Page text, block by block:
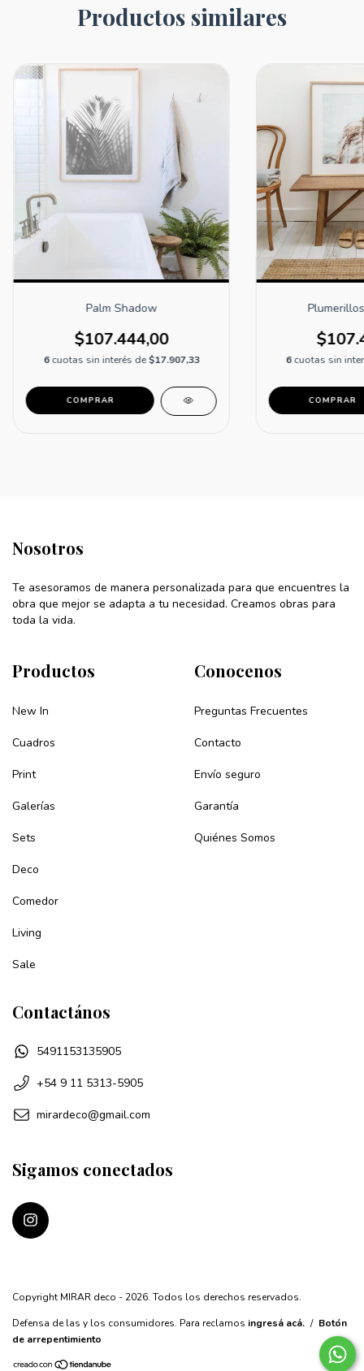
Productos similares
Palm Shadow
$107.444,00
6 cuotas sin interés de$17.907,33
COMPRAR
6cuotas sin
COMPRAR
Nosotros
Te asesoramos de manera personalizada para que encuentres la
obra que mejor se adapta a tu necesidad. Creamos obras para
toda la vida.
Productos
New In
Cuadros
Print
Galerías
Sets
Deco
Comedor
Living
Sale
Conocenos
Preguntas Frecuentes
Contacto
Envío seguro
Garantía
Quiénes Somos
Contactános
5491153135905
+54 9 11 5313-5905
mirardeco@gmail.com
Sigamos conectados
Copyright MIRAR deco - 2026. Todos los derechos reservados.
Defensa de las y los consumidores. Para reclamos ingresá acá. / Botón
de arrepentimiento